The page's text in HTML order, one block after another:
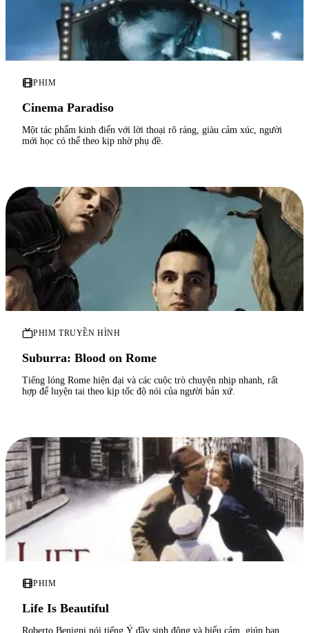
PHIM
Cinema Paradiso
Một tác phẩm kinh điển với lời thoại rõ ràng, giàu cảm xúc, người
mới học có thể theo kịp nhờ phụ đề.
PHIM TRUYỀN HÌNH
Suburra: Blood on Rome
Tiếng lóng Rome hiện đại và các cuộc trò chuyện nhịp nhanh, rất
hợp để luyện tai theo kịp tốc độ nói của người bản xứ.
PHIM
Life Is Beautiful
Roberto Benigni nói tiếng Ý đầy sinh động và biểu cảm, giúp bạn